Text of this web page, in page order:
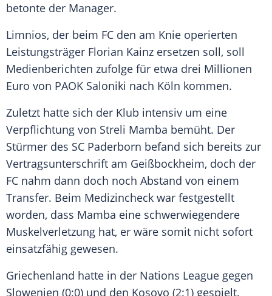
betonte der Manager.
Limnios, der beim FC den am Knie operierten
Leistungsträger Florian Kainz ersetzen soll, soll
Medienberichten zufolge für etwa drei Millionen
Euro von PAOK Saloniki nach Köln kommen.
Zuletzt hatte sich der Klub intensiv um eine
Verpflichtung von Streli Mamba bemüht. Der
Stürmer des SC Paderborn befand sich bereits zur
Vertragsunterschrift am Geißbockheim, doch der
FC nahm dann doch noch Abstand von einem
Transfer. Beim Medizincheck war festgestellt
worden, dass Mamba eine schwerwiegendere
Muskelverletzung hat, er wäre somit nicht sofort
einsatzfähig gewesen.
Griechenland hatte in der Nations League gegen
Slowenien (0:0) und den Kosovo (2:1) gespielt.